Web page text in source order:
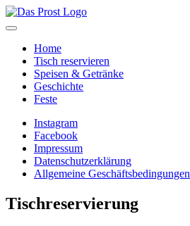
Home
Tisch reservieren
Speisen & Getränke
Geschichte
Feste
Instagram
Facebook
Impressum
Datenschutzerklärung
Allgemeine Geschäftsbedingungen
Tischreservierung